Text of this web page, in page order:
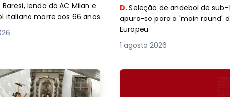
Baresi, lenda do AC Milan e
italiano morre aos 66 anos
D.Seleção de andebol de sub-
apura-se para a 'main round'
Europeu
1 agosto 2026